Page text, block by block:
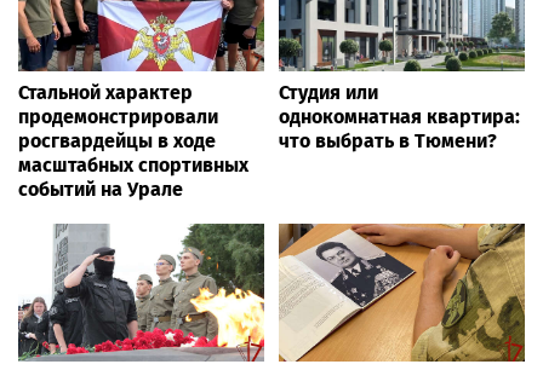
Стальной характер
продемонстрировали
росгвардейцы в ходе
масштабных спортивных
событий на Урале
Студия или
однокомнатная квартира:
что выбрать в Тюмени?